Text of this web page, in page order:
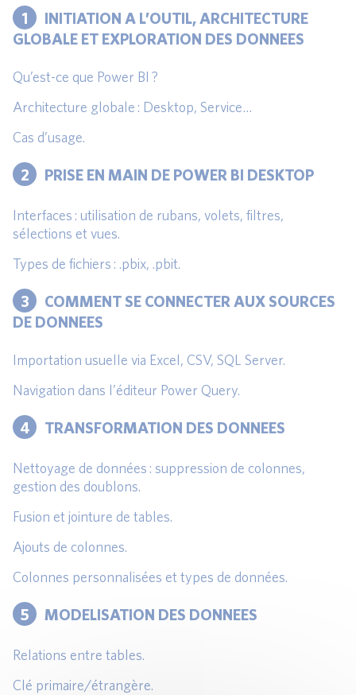
1
INITIATION A L’OUTIL, ARCHITECTURE
GLOBALE ET EXPLORATION DES DONNEES
Qu’est-ce que Power BI ?
Architecture globale : Desktop, Service…
Cas d’usage.
2 PRISE EN MAIN DE POWER BI DESKTOP
Interfaces : utilisation de rubans, volets, filtres,
sélections et vues.
Types de fichiers : .pbix, .pbit.
3
COMMENT SE CONNECTER AUX SOURCES
DE DONNEES
Importation usuelle via Excel, CSV, SQL Server.
Navigation dans l’éditeur Power Query.
4 TRANSFORMATION DES DONNEES
Nettoyage de données : suppression de colonnes,
gestion des doublons.
Fusion et jointure de tables.
Ajouts de colonnes.
Colonnes personnalisées et types de données.
5 MODELISATION DES DONNEES
Relations entre tables.
Clé primaire/étrangère.